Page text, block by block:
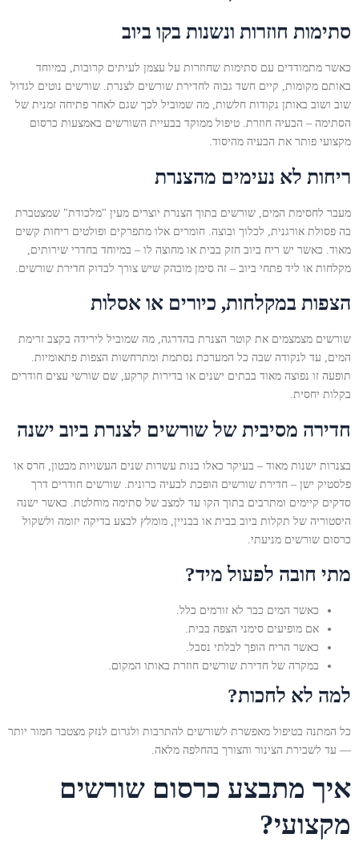
סתימות חוזרות ונשנות בקו ביוב
כאשר מתמודדים עם סתימות שחוזרות על עצמן לעיתים קרובות, במיוחד
באותם מקומות, קיים חשד גבוה לחדירת שורשים לצנרת. שורשים נוטים לגדול
שוב ושוב באותן נקודות חלשות, מה שמוביל לכך שגם לאחר פתיחה זמנית של
הסתימה – הבעיה חוזרת. טיפול ממוקד בבעיית השורשים באמצעות כרסום
מקצועי פותר את הבעיה מהיסוד.
ריחות לא נעימים מהצנרת
מעבר לחסימת המים, שורשים בתוך הצנרת יוצרים מעין "מלכודת" שמצטברת
בה פסולת אורגנית, לכלוך ובוצה. חומרים אלו מתפרקים ופולטים ריחות קשים
מאוד. כאשר יש ריח ביוב חזק בבית או מחוצה לו – במיוחד בחדרי שירותים,
מקלחות או ליד פתחי ביוב – זה סימן מובהק שיש צורך לבדוק חדירת שורשים.
הצפות במקלחות, כיורים או אסלות
שורשים מצמצמים את קוטר הצנרת בהדרגה, מה שמוביל לירידה בקצב זרימת
המים, עד לנקודה שבה כל המערכת נסתמת ומתרחשות הצפות פתאומיות.
תופעה זו נפוצה מאוד בבתים ישנים או בדירות קרקע, שם שורשי עצים חודרים
בקלות יחסית.
חדירה מסיבית של שורשים לצנרת ביוב ישנה
בצנרות ישנות מאוד – בעיקר כאלו בנות עשרות שנים העשויות מבטון, חרס או
פלסטיק ישן – חדירת שורשים הופכת לבעיה כרונית. שורשים חודרים דרך
סדקים קיימים ומתרבים בתוך הקו עד למצב של סתימה מוחלטת. כאשר ישנה
היסטוריה של תקלות ביוב בבית או בבניין, מומלץ לבצע בדיקה יזומה ולשקול
כרסום שורשים מניעתי.
מתי חובה לפעול מיד?
כאשר המים כבר לא זורמים כלל.
אם מופיעים סימני הצפה בבית.
כאשר הריח הופך לבלתי נסבל.
במקרה של חדירת שורשים חוזרת באותו המקום.
למה לא לחכות?
כל המתנה בטיפול מאפשרת לשורשים להתרבות ולגרום לנזק מצטבר חמור יותר
— עד לשבירת הצינור והצורך בהחלפה מלאה.
איך מתבצע כרסום שורשים
מקצועי?